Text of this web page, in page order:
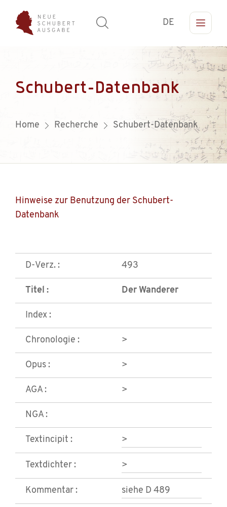
DE
Schubert-Datenbank
Home Recherche Schubert-Datenbank
Hinweise zur Benutzung der Schubert-
Datenbank
D-Verz. : 493
Titel : Der Wanderer
Index :
Chronologie : >
Opus : >
AGA : >
NGA :
Textincipit : >
Textdichter : >
Kommentar : siehe D 489